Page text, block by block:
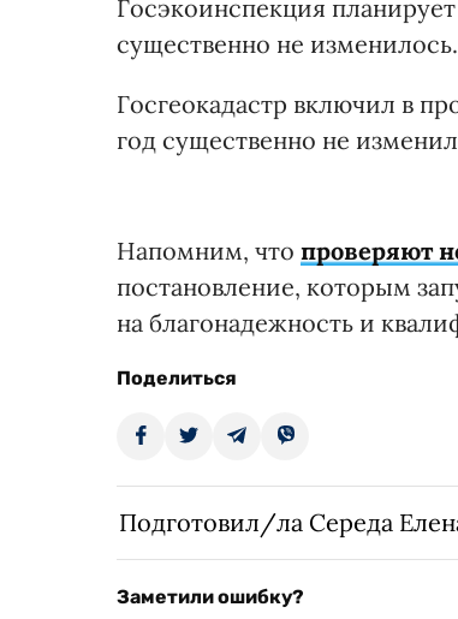
Госэкоинспекция
существенно не изменилось.
Госгеокадастр включил в
год существенно не
Напомним, что проверяют
постановление, которым
на благонадежность и
Поделиться
Подготовил/ла Середа
Заметили ошибку?